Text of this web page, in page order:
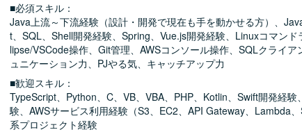
■必須スキル：
Java上流～下流経験（設計・開発で現在も手を動かせる方）、
t、SQL、Shell開発経験、Spring、Vue.js開発経験、Linuxコマンド
lipse/VSCode操作、Git管理、AWSコンソール操作、SQLクライア
ュニケーション力、PJやる気、キャッチアップ力
■歓迎スキル：
TypeScript、Python、C、VB、VBA、PHP、Kotlin、Swift開発経験
験、AWSサービス利用経験（S3、EC2、API Gateway、Lambda
系プロジェクト経験